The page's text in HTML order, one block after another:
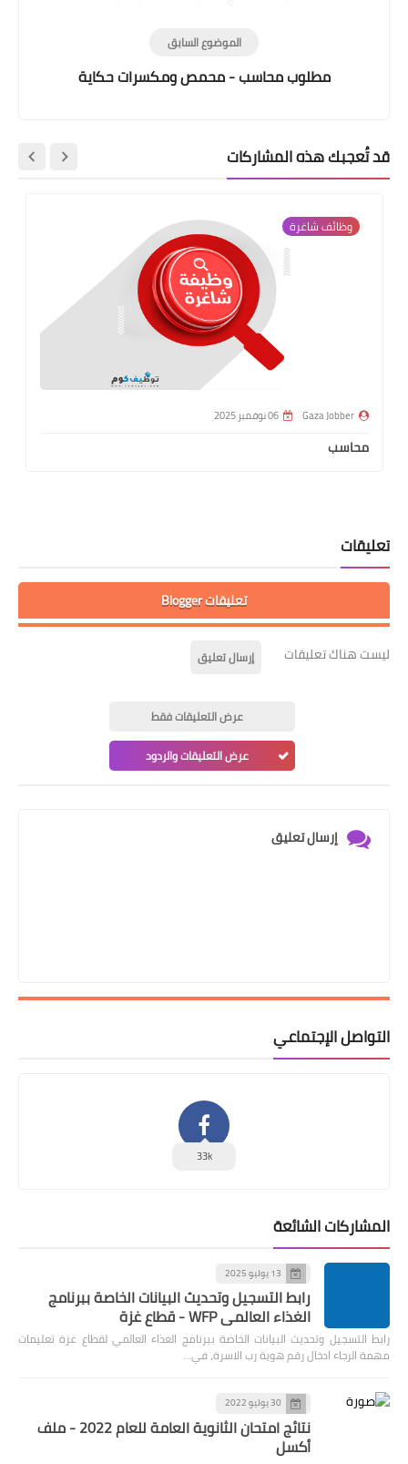
الموضوع السابق
مطلوب محاسب - محمص ومكسرات حكاية
قد تُعجبك هذه المشاركات
وظائف شاغرة
Gaza Jobber 06 نوفمبر 2025
محاسب
تعليقات
تعليقات Blogger
ليست هناك تعليقات إرسال تعليق
عرض التعليقات فقط
عرض التعليقات والردود
إرسال تعليق
التواصل الإجتماعي
33k
المشاركات الشائعة
13 يوليو 2025
رابط التسجيل وتحديث البيانات الخاصة ببرنامج
الغذاء العالمي WFP - قطاع غزة
رابط التسجيل وتحديث البيانات الخاصة ببرنامج الغذاء العالمي لقطاع غزة تعليمات
مهمة الرجاء ادخال رقم هوية رب الاسرة، في…
30 يوليو 2022
نتائج امتحان الثانوية العامة للعام 2022 - ملف
أكسل